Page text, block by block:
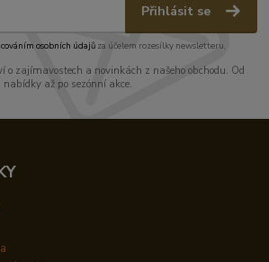
Přihlásit se
osobních údajůza účelem rozesílky newsletteru.
o zajímavostech a novinkách z našeho obchodu. Od
nabídky až po sezónní akce.